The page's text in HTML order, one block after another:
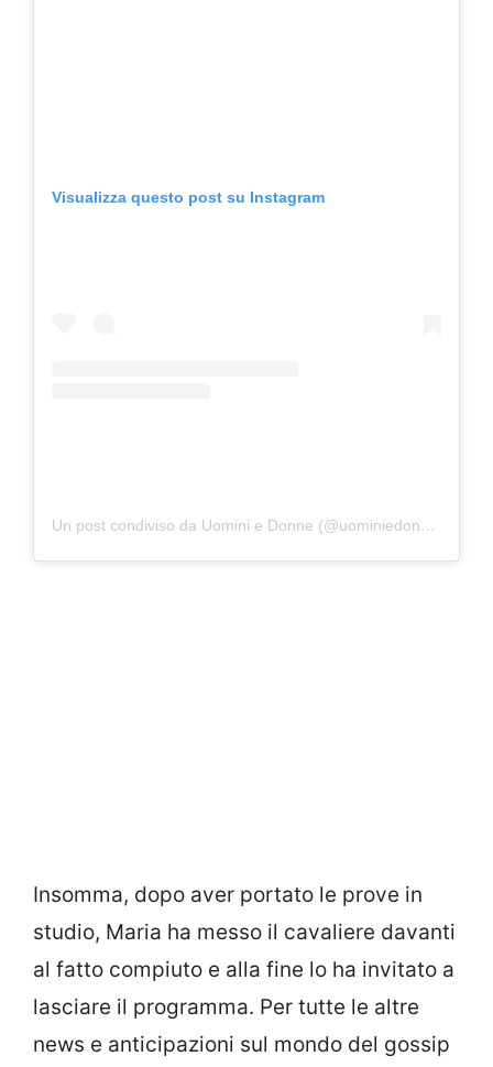
Visualizza questo post su Instagram
Un post condiviso da Uomini e Donne (@uominiedonne)
Insomma, dopo aver portato le prove in
studio, Maria ha messo il cavaliere davanti
al fatto compiuto e alla fine lo ha invitato a
lasciare il programma. Per tutte le altre
news e anticipazioni sul mondo del gossip